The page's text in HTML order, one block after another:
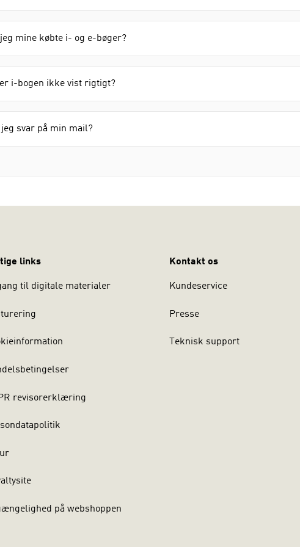
mine købte i- og e-bøger?
i-bogen ikke vist rigtigt?
svar på min mail?
links
til digitale materialer
revisorerklæring
på webshoppen
Kontakt os
Kundeservice
Presse
Teknisk support